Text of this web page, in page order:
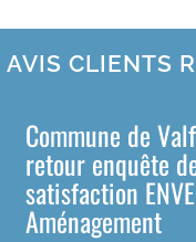
AVIS CLIENTS
Commune de
retour enquête
satisfaction
Aménagement